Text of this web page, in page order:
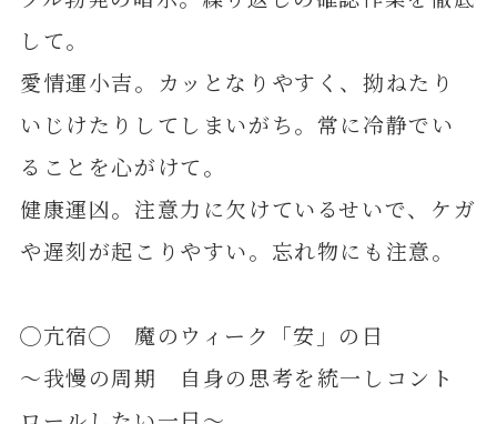
して。
愛情運小吉。カッとなりやすく、拗ねたり
いじけたりしてしまいがち。常に冷静でい
ることを心がけて。
健康運凶。注意力に欠けているせいで、ケガ
や遅刻が起こりやすい。忘れ物にも注意。
◯亢宿◯ 魔のウィーク「安」の日
～我慢の周期 自身の思考を統一しコント